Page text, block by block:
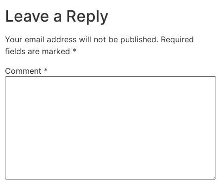
Leave a Reply
Your email address will not be published. Required
fields are marked *
Comment *